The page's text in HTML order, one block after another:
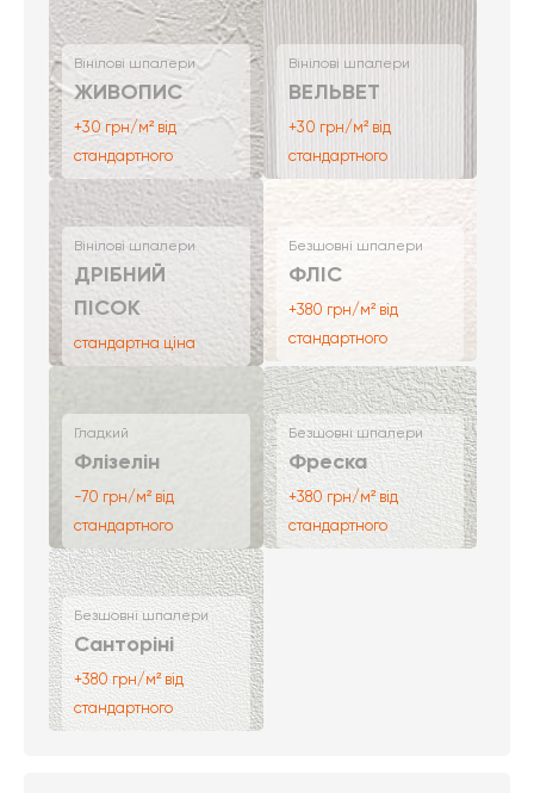
Вінілові шпалери
ЖИВОПИС
+30 грн/м² від
стандартного
Вінілові шпалери
ВЕЛЬВЕТ
+30 грн/м² від
стандартного
Вінілові шпалери
ДРІБНИЙ
ПІСОК
стандартна ціна
Безшовні шпалери
ФЛІС
+380 грн/м² від
стандартного
Гладкий
Флізелін
-70 грн/м² від
стандартного
Безшовні шпалери
Фреска
+380 грн/м² від
стандартного
Безшовні шпалери
Санторіні
+380 грн/м² від
стандартного